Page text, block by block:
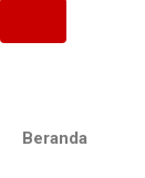
Beranda